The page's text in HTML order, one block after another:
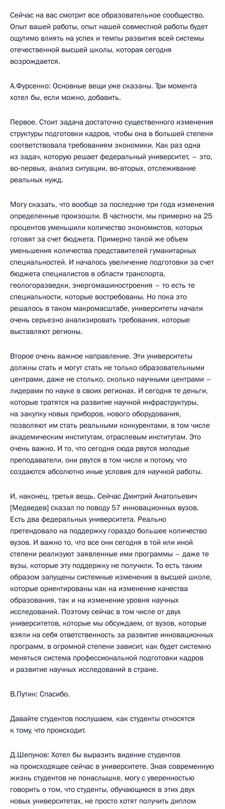
Сейчас на вас смотрит все образовательное сообщество.
Опыт вашей работы, опыт нашей совместной работы будет
ощутимо влиять на успех и темпы развития всей системы
отечественной высшей школы, которая сегодня
возрождается.
А.Фурсенко: Основные вещи уже сказаны. Три момента
хотел бы, если можно, добавить.
Первое. Стоит задача достаточно существенного изменения
структуры подготовки кадров, чтобы она в большей степени
соответствовала требованиям экономики. Как раз одна
из задач, которую решает федеральный университет, – это,
во‑первых, анализ ситуации, во‑вторых, отслеживание
реальных нужд.
Могу сказать, что вообще за последние три года изменения
определенные произошли. В частности, мы примерно на 25
процентов уменьшили количество экономистов, которых
готовят за счет бюджета. Примерно такой же объем
уменьшения количества представителей гуманитарных
специальностей. И началось увеличение подготовки за счет
бюджета специалистов в области транспорта,
геологоразведки, энергомашиностроения – то есть те
специальности, которые востребованы. Но пока это
решалось в таком макромасштабе, университеты начали
очень серьезно анализировать требования, которые
выставляют регионы.
Второе очень важное направление. Эти университеты
должны стать и могут стать не только образовательными
центрами, даже не столько, сколько научными центрами –
лидерами по науке в своих регионах. И сегодня те деньги,
которые тратятся на развитие научной инфраструктуры,
на закупку новых приборов, нового оборудования,
позволяют им стать реальными конкурентами, в том числе
академическим институтам, отраслевым институтам. Это
очень важно. И то, что сегодня сюда рвутся молодые
преподаватели, они рвутся в том числе и потому, что
создаются абсолютно иные условия для научной работы.
И, наконец, третья вещь. Сейчас Дмитрий Анатольевич
[Медведев] сказал по поводу 57 инновационных вузов.
Есть два федеральных университета. Реально
претендовало на поддержку гораздо большее количество
вузов. И важно то, что все они сегодня в той или иной
степени реализуют заявленные ими программы – даже те
вузы, которые эту поддержку не получили. То есть таким
образом запущены системные изменения в высшей школе,
которые ориентированы как на изменение качества
образования, так и на изменение уровня научных
исследований. Поэтому сейчас в том числе от двух
университетов, которые мы обсуждаем, от вузов, которые
взяли на себя ответственность за развитие инновационных
программ, в огромной степени зависит, как будет системно
меняться система профессиональной подготовки кадров
и развитие научных исследований в стране.
В.Путин: Спасибо.
Давайте студентов послушаем, как студенты относятся
к тому, что происходит.
Д.Шепунов: Хотел бы выразить видение студентов
на происходящее сейчас в университете. Зная современную
жизнь студентов не понаслышке, могу с уверенностью
говорить о том, что студенты, обучающиеся в этих двух
новых университетах, не просто хотят получить диплом